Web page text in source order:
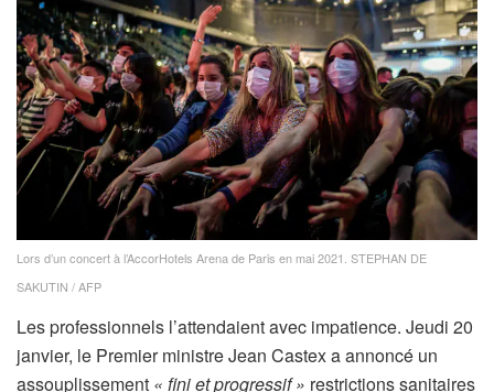
Lors d’un concert à l’AccorHotels Arena de Paris en mai 2021. STEPHAN DE
SAKUTIN / AFP
Les professionnels l’attendaient avec impatience. Jeudi 20
janvier, le Premier ministre Jean Castex a annoncé un
assouplissement « fini et progressif » restrictions sanitaires